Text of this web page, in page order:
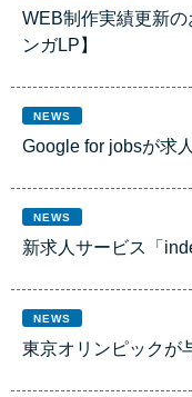
WEB制作実績更新
ンガLP】
NEWS
Google for jobsが求
NEWS
新求人サービス「
NEWS
東京オリンピックが